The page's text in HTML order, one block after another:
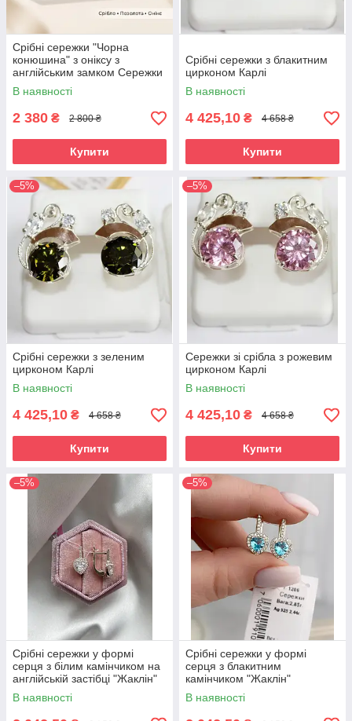
Срібні сережки "Чорна
конюшина" з оніксу з
англійським замком Сережки
срібло жіночі
В наявності
2 380 ₴ 2 800 ₴
Купити
Срібні сережки з блакитним
цирконом Карлі
В наявності
4 425,10 ₴ 4 658 ₴
Купити
–5%
Срібні сережки з зеленим
цирконом Карлі
В наявності
4 425,10 ₴ 4 658 ₴
Купити
–5%
Сережки зі срібла з рожевим
цирконом Карлі
В наявності
4 425,10 ₴ 4 658 ₴
Купити
–5%
Срібні сережки у формі
серця з білим камінчиком на
англійській застібці "Жаклін"
В наявності
–5%
Срібні сережки у формі
серця з блакитним
камінчиком "Жаклін"
В наявності